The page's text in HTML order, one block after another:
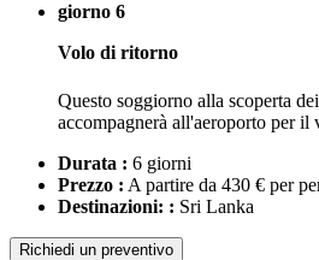
giorno 6
Volo di ritorno
Questo soggiorno alla scoperta
accompagnerà all'aeroporto per il
Durata : 6 giorni
Prezzo : A partire da 430 € per
Destinazioni: : Sri Lanka
Richiedi un preventivo